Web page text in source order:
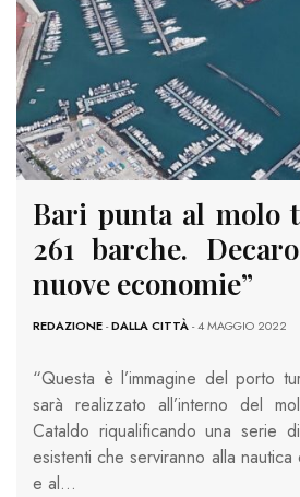
Bari punta al molo
261 barche.
nuove economie”
REDAZIONE-DALLA CITTÀ- 4 MAGGIO 2022
“Questa è l’immagine del porto
sarà realizzato all’interno del
Cataldo riqualificando una serie
esistenti che serviranno alla
e al…